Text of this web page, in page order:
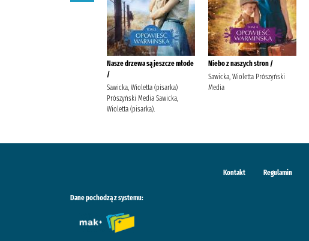
Nasze drzewa są jeszcze młode
/
Sawicka, Wioletta (pisarka)
Prószyński Media Sawicka,
Wioletta (pisarka).
Niebo z naszych stron /
Sawicka, Wioletta Prószyński
Media
Kontakt Regulamin
Dane pochodzą z systemu: